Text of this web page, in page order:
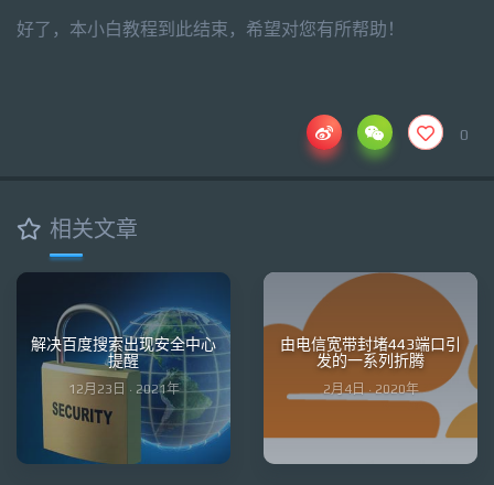
好了，本小白教程到此结束，希望对您有所帮助！
0
相关文章
解决百度搜索出现安全中心
提醒
12月23日 · 2021年
由电信宽带封堵443端口引
发的一系列折腾
2月4日 · 2020年